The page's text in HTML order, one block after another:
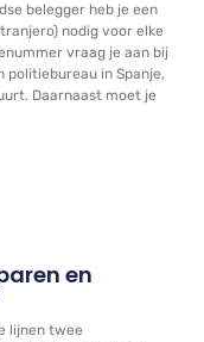
belegger heb je een
nodig voor elke
vraag je aan bij
politiebureau in Spanje,
Daarnaast moet je
en
lijnen twee